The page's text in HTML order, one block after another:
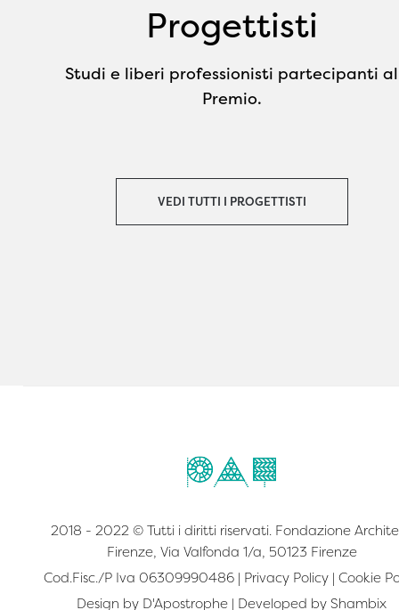
Progettisti
Studi e liberi professionisti partecipanti al
Premio.
VEDI TUTTI I PROGETTISTI
2018 - 2022 © Tutti i diritti riservati. Fondazione
Firenze, Via Valfonda 1/a, 50123 Firenze
Cod.Fisc./P Iva 06309990486 | Privacy Policy| Cookie
Design by D'Apostrophe | Developed by Shambix